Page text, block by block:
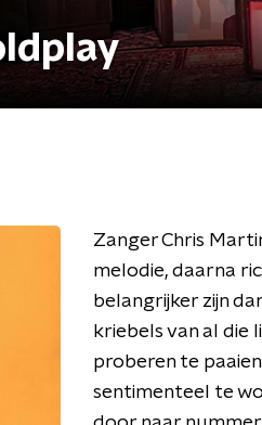
Zanger Chris
melodie, daarna
belangrijker zijn
kriebels van al die
proberen te
sentimenteel te